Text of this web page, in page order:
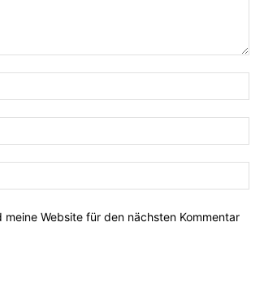
Website für den nächsten Kommentar